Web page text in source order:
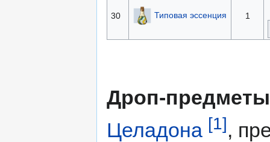
30 Типовая эссенция 1
Дроп-предметы
Целадона [1],